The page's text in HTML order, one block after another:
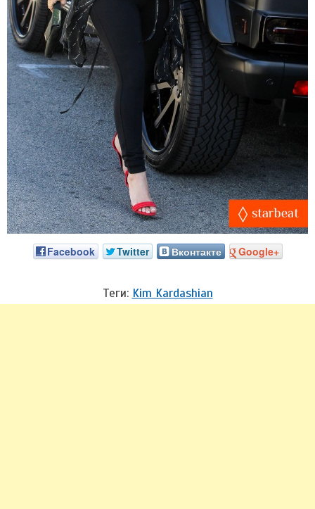
Facebook Twitter Вконтакте Google+
Теги: Kim Kardashian